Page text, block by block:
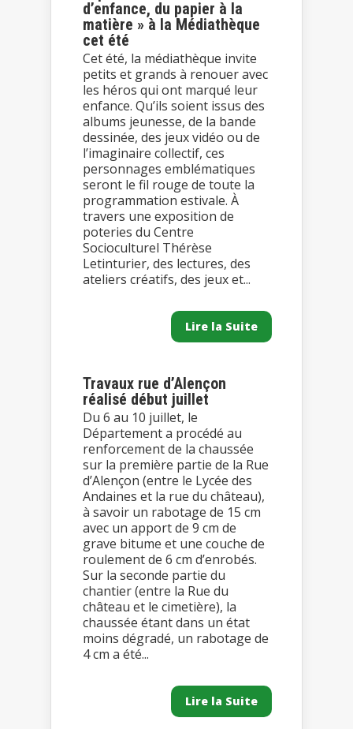
d’enfance, du papier à la
matière » à la Médiathèque
cet été
Cet été, la médiathèque invite
petits et grands à renouer avec
les héros qui ont marqué leur
enfance. Qu’ils soient issus des
albums jeunesse, de la bande
dessinée, des jeux vidéo ou de
l’imaginaire collectif, ces
personnages emblématiques
seront le fil rouge de toute la
programmation estivale. À
travers une exposition de
poteries du Centre
Socioculturel Thérèse
Letinturier, des lectures, des
ateliers créatifs, des jeux et...
Lire la Suite
Travaux rue d’Alençon
réalisé début juillet
Du 6 au 10 juillet, le
Département a procédé au
renforcement de la chaussée
sur la première partie de la Rue
d’Alençon (entre le Lycée des
Andaines et la rue du château),
à savoir un rabotage de 15 cm
avec un apport de 9 cm de
grave bitume et une couche de
roulement de 6 cm d’enrobés.
Sur la seconde partie du
chantier (entre la Rue du
château et le cimetière), la
chaussée étant dans un état
moins dégradé, un rabotage de
4 cm a été...
Lire la Suite